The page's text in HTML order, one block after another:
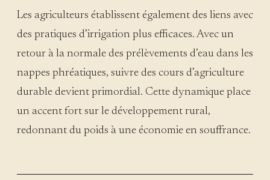
Les agriculteurs établissent également des liens avec
des pratiques d’irrigation plus efficaces. Avec un
retour à la normale des prélèvements d’eau dans les
nappes phréatiques, suivre des cours d’agriculture
durable devient primordial. Cette dynamique place
un accent fort sur le développement rural,
redonnant du poids à une économie en souffrance.